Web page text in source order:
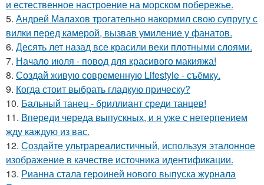
и естественное настроение на морском побережье.
5. Андрей Малахов трогательно накормил свою супругу с
вилки перед камерой, вызвав умиление у фанатов.
6. Десять лет назад все красили веки плотными слоями.
7. Начало июля - повод для красивого макияжа!
8. Создай живую современную Lifestyle - съёмку.
9. Когда стоит выбрать гладкую прическу?
10. Бальный танец - бриллиант среди танцев!
11. Впереди череда выпускных, и я уже с нетерпением
жду каждую из вас.
12. Создайте ультрареалистичный, используя эталонное
изображение в качестве источника идентификации.
13. Рианна стала героиней нового выпуска журнала